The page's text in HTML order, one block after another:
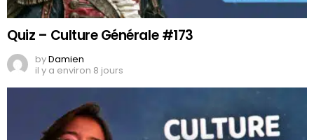
Quiz – Culture Générale #173
byDamien
il y a environ 8 jours